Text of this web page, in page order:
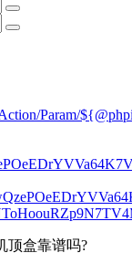
Param/
顶盒靠谱吗?